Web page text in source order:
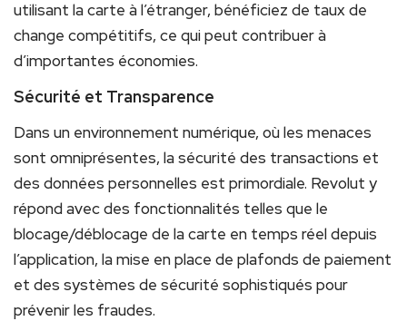
utilisant la carte à l’étranger, bénéficiez de taux de
change compétitifs, ce qui peut contribuer à
d’importantes économies.
Sécurité et Transparence
Dans un environnement numérique, où les menaces
sont omniprésentes, la sécurité des transactions et
des données personnelles est primordiale. Revolut y
répond avec des fonctionnalités telles que le
blocage/déblocage de la carte en temps réel depuis
l’application, la mise en place de plafonds de paiement
et des systèmes de sécurité sophistiqués pour
prévenir les fraudes.